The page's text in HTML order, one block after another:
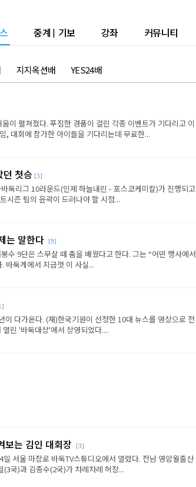
중계 | 기보 강좌 커뮤니티
지지옥션배 YES24배
이 펼쳐졌다. 푸짐한 경품이 걸린 각종 이벤트가 기다리고 이
, 대회에 참가한 아이들을 기다리는데 무료한...
첫승 [3]
둑리그 10라운드(인제 하늘내린 - 포스코케미칼)가 진행되고
시즌 팀의 윤곽이 드러나야 할 시점...
는 말한다 [9]
수 9단은 스무살 때 춤을 배웠다고 한다. 그는 “어떤 행사에서
바둑계에서 지금껏 이 사실...
다가온다. (재)한국기원이 선정한 10대 뉴스를 영상으로 전
린 '바둑대상'에서 상영되었다....
보는 김인 대회장 [3]
서울 마장로 바둑TV스튜디오에서 열렸다. 전남 영암월출산
국)과 김종수(2국)가 차례차례 허장...